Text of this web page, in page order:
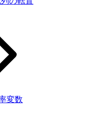
変数